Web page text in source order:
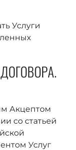
Услуги
Акцептом
со статьей
Услуг